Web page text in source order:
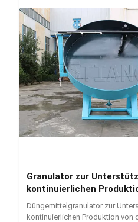
Granulator zur
kontinuierlichen
organischen und
Mischdüngergranulaten
Düngemittelgranulator zur
kontinuierlichen Produktion von